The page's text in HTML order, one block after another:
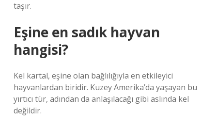
taşır.
Eşine en sadık hayvan
hangisi?
Kel kartal, eşine olan bağlılığıyla en etkileyici
hayvanlardan biridir. Kuzey Amerika’da yaşayan bu
yırtıcı tür, adından da anlaşılacağı gibi aslında kel
değildir.